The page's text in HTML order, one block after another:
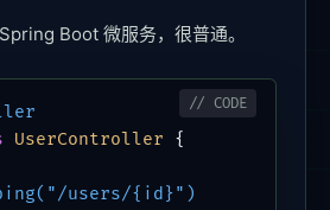
Boot 微服务，很普通。
UserController {
users/{id}")